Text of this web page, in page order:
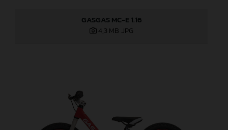
GASGAS MC-E 1.16
4,3 MB .JPG